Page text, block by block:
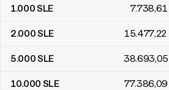
1.000SLE 7.738,61
2.000SLE 15.477,22
5.000SLE 38.693,05
10.000 SLE 77.386,09